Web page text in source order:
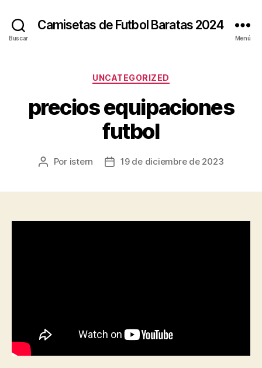
Buscar
Camisetas de Futbol Baratas 2024
Menú
Categorías
UNCATEGORIZED
precios equipaciones
futbol
Autor
Por istern
Fecha19 de diciembre de 2023